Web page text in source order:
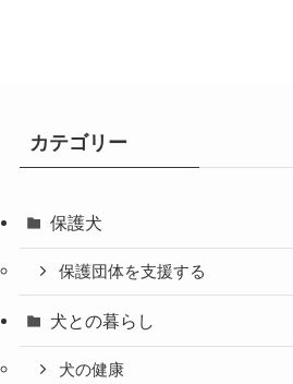
カテゴリー
保護犬
保護団体を支援する
犬との暮らし
犬の健康